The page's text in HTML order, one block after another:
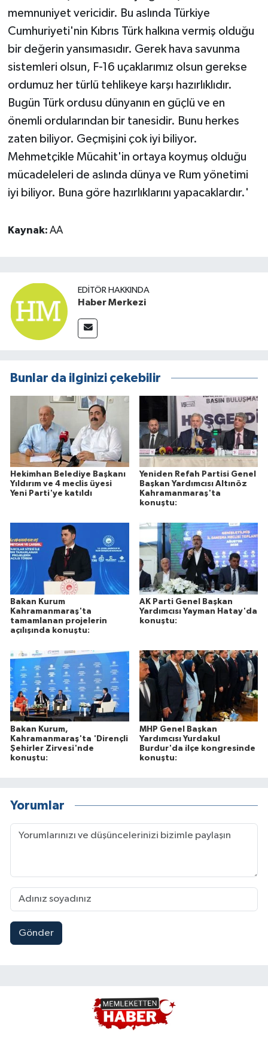
memnuniyet vericidir. Bu aslında Türkiye
Cumhuriyeti'nin Kıbrıs Türk halkına vermiş olduğu
bir değerin yansımasıdır. Gerek hava savunma
sistemleri olsun, F-16 uçaklarımız olsun gerekse
ordumuz her türlü tehlikeye karşı hazırlıklıdır.
Bugün Türk ordusu dünyanın en güçlü ve en
önemli ordularından bir tanesidir. Bunu herkes
zaten biliyor. Geçmişini çok iyi biliyor.
Mehmetçikle Mücahit'in ortaya koymuş olduğu
mücadeleleri de aslında dünya ve Rum yönetimi
iyi biliyor. Buna göre hazırlıklarını yapacaklardır.'
Kaynak: AA
EDITÖR HAKKINDA
Haber Merkezi
Bunlar da ilginizi çekebilir
Hekimhan Belediye Başkanı
Yıldırım ve 4 meclis üyesi
Yeni Parti'ye katıldı
Yeniden Refah Partisi Genel
Başkan Yardımcısı Altınöz
Kahramanmaraş'ta
konuştu:
Bakan Kurum
Kahramanmaraş'ta
tamamlanan projelerin
açılışında konuştu:
AK Parti Genel Başkan
Yardımcısı Yayman Hatay'da
konuştu:
Bakan Kurum,
Kahramanmaraş'ta 'Dirençli
Şehirler Zirvesi'nde
konuştu:
MHP Genel Başkan
Yardımcısı Yurdakul
Burdur'da ilçe kongresinde
konuştu:
Yorumlar
Gönder